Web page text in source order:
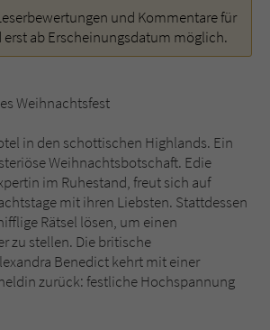
und Kommentare für
erst ab Erscheinungsdatum möglich.
Weihnachtsfest
in den schottischen Highlands. Ein
Weihnachtsbotschaft. Edie
im Ruhestand, freut sich auf
mit ihren Liebsten. Stattdessen
Rätsel lösen, um einen
zu stellen. Die britische
Benedict kehrt mit einer
zurück: festliche Hochspannung
für Kommentare einzelner Buchtitel
Couch Medien GmbH & Co. KG